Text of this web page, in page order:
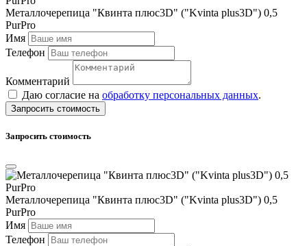
Металлочерепица "Квинта плюс3D" ("Kvinta plus3D") 0,5
PurPro
Имя
Телефон
Комментарий
Даю согласие на обработку персональных данных.
Запросить стоимость
Запросить стоимость
Металлочерепица "Квинта плюс3D" ("Kvinta plus3D") 0,5
PurPro
Имя
Телефон